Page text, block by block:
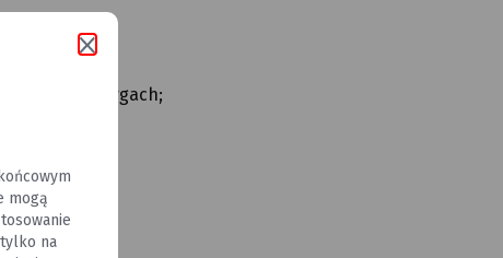
tych przetargach;
mogą
tylko na